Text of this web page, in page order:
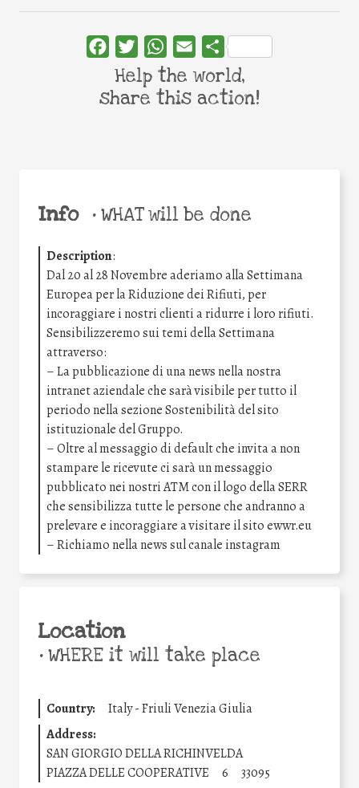
Info •WHAT will be done
Description:
Dal 20 al 28 Novembre aderiamo alla Settimana
Europea per la Riduzione dei Rifiuti, per
incoraggiare i nostri clienti a ridurre i loro rifiuti.
Sensibilizzeremo sui temi della Settimana
attraverso:
– La pubblicazione di una news nella nostra
intranet aziendale che sarà visibile per tutto il
periodo nella sezione Sostenibilità del sito
istituzionale del Gruppo.
– Oltre al messaggio di default che invita a non
stampare le ricevute ci sarà un messaggio
pubblicato nei nostri ATM con il logo della SERR
che sensibilizza tutte le persone che andranno a
prelevare e incoraggiare a visitare il sito ewwr.eu
– Richiamo nella news sul canale instagram
Location
•WHERE it will take place
Country:
Italy - Friuli Venezia Giulia
Address:
SAN GIORGIO DELLA RICHINVELDA
PIAZZA DELLE COOPERATIVE
6 33095
FacebookTwitterWhatsApp
Email Share
Help the world,
share this action!